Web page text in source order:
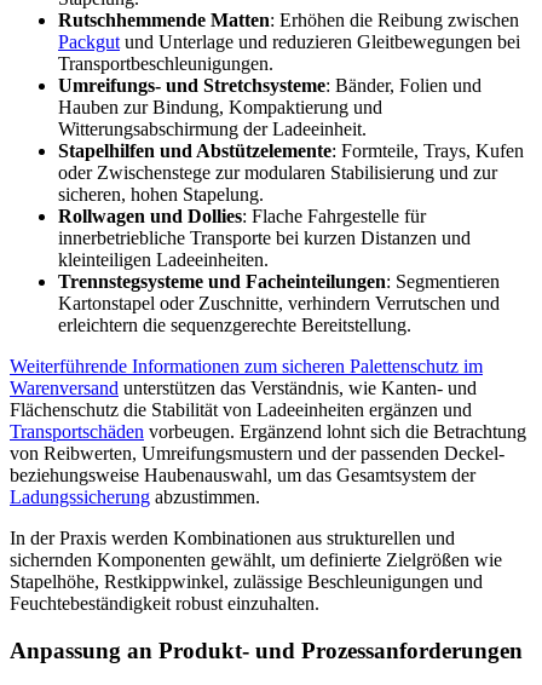
Rutschhemmende Matten: Erhöhen die Reibung zwischen
Packgutund Unterlage und reduzieren Gleitbewegungen bei
Transportbeschleunigungen.
Umreifungs- und Stretchsysteme: Bänder, Folien und
Hauben zur Bindung, Kompaktierung und
Witterungsabschirmung der Ladeeinheit.
Stapelhilfen und Abstützelemente: Formteile, Trays, Kufen
oder Zwischenstege zur modularen Stabilisierung und zur
sicheren, hohen Stapelung.
Rollwagen und Dollies: Flache Fahrgestelle für
innerbetriebliche Transporte bei kurzen Distanzen und
kleinteiligen Ladeeinheiten.
Trennstegsysteme und Facheinteilungen: Segmentieren
Kartonstapel oder Zuschnitte, verhindern Verrutschen und
erleichtern die sequenzgerechte Bereitstellung.
Weiterführende Informationen zum sicheren Palettenschutz im
Warenversand unterstützen das Verständnis, wie Kanten- und
Flächenschutz die Stabilität von Ladeeinheiten ergänzen und
Transportschäden vorbeugen. Ergänzend lohnt sich die Betrachtung
von Reibwerten, Umreifungsmustern und der passenden Deckel-
beziehungsweise Haubenauswahl, um das Gesamtsystem der
Ladungssicherung abzustimmen.
In der Praxis werden Kombinationen aus strukturellen und
sichernden Komponenten gewählt, um definierte Zielgrößen wie
Stapelhöhe, Restkippwinkel, zulässige Beschleunigungen und
Feuchtebeständigkeit robust einzuhalten.
Anpassung an Produkt- und Prozessanforderungen